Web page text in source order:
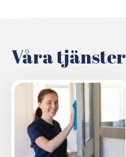
Våra tjänster